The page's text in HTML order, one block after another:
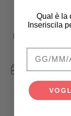
Stokke
Cuscino
Blueberry Boat -
Qual è la
Inseriscila